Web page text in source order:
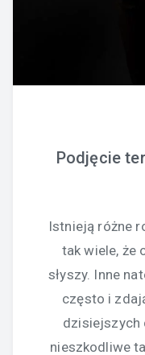
Podjęcie
Istnieją różne
tak wiele, że
słyszy. Inne
często i
dzisiejszych
nieszkodliwe